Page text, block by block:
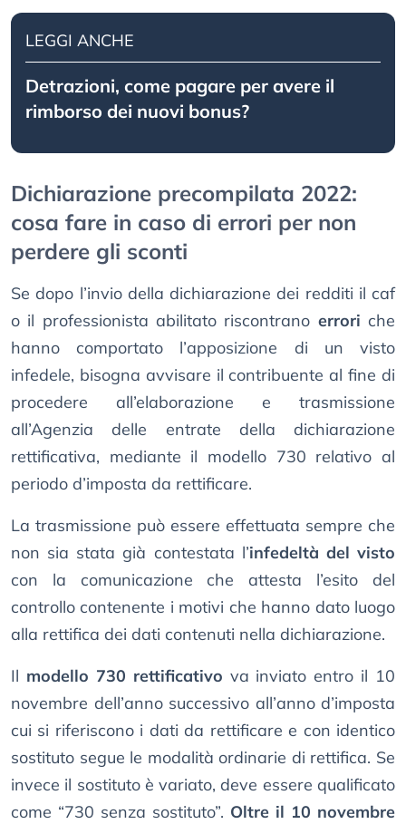
LEGGI ANCHE
Detrazioni, come pagare per avere il
rimborso dei nuovi bonus?
Dichiarazione precompilata 2022:
cosa fare in caso di errori per non
perdere gli sconti
Se dopo l’invio della dichiarazione dei redditi il caf
o il professionista abilitato riscontrano errori che
hanno comportato l’apposizione di un visto
infedele, bisogna avvisare il contribuente al fine di
procedere all’elaborazione e trasmissione
all’Agenzia delle entrate della dichiarazione
rettificativa, mediante il modello 730 relativo al
periodo d’imposta da rettificare.
La trasmissione può essere effettuata sempre che
non sia stata già contestata l’infedeltà del visto
con la comunicazione che attesta l’esito del
controllo contenente i motivi che hanno dato luogo
alla rettifica dei dati contenuti nella dichiarazione.
Il modello 730 rettificativo va inviato entro il 10
novembre dell’anno successivo all’anno d’imposta
cui si riferiscono i dati da rettificare e con identico
sostituto segue le modalità ordinarie di rettifica. Se
invece il sostituto è variato, deve essere qualificato
come “730 senza sostituto”. Oltre il 10 novembre